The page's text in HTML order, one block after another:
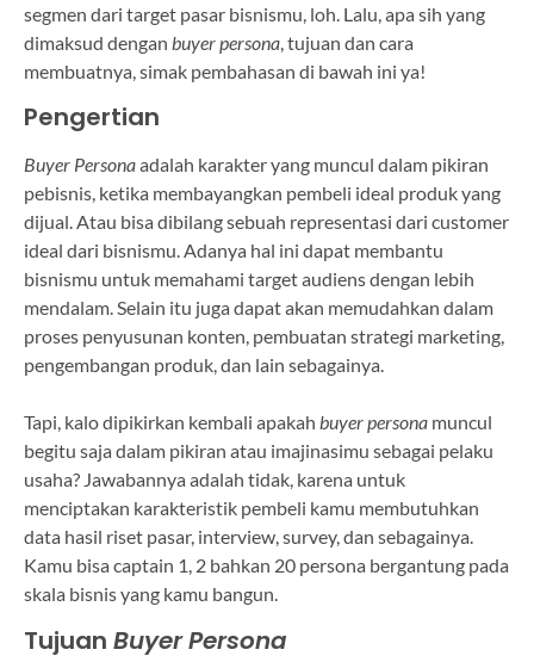
segmen dari target pasar bisnismu, loh. Lalu, apa sih yang
dimaksud dengan buyer persona, tujuan dan cara
membuatnya, simak pembahasan di bawah ini ya!
Pengertian
Buyer Personaadalah karakter yang muncul dalam pikiran
pebisnis, ketika membayangkan pembeli ideal produk yang
dijual. Atau bisa dibilang sebuah representasi dari customer
ideal dari bisnismu. Adanya hal ini dapat membantu
bisnismu untuk memahami target audiens dengan lebih
mendalam. Selain itu juga dapat akan memudahkan dalam
proses penyusunan konten, pembuatan strategi marketing,
pengembangan produk, dan lain sebagainya.
Tapi, kalo dipikirkan kembali apakah buyer persona muncul
begitu saja dalam pikiran atau imajinasimu sebagai pelaku
usaha? Jawabannya adalah tidak, karena untuk
menciptakan karakteristik pembeli kamu membutuhkan
data hasil riset pasar, interview, survey, dan sebagainya.
Kamu bisa captain 1, 2 bahkan 20 persona bergantung pada
skala bisnis yang kamu bangun.
Tujuan Buyer Persona